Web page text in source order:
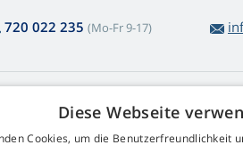
720 022 235 (Mo-Fr 9-17)
und Reklamation
Diese Webseite
Cookies, um die Benutzerfreundlichkeit